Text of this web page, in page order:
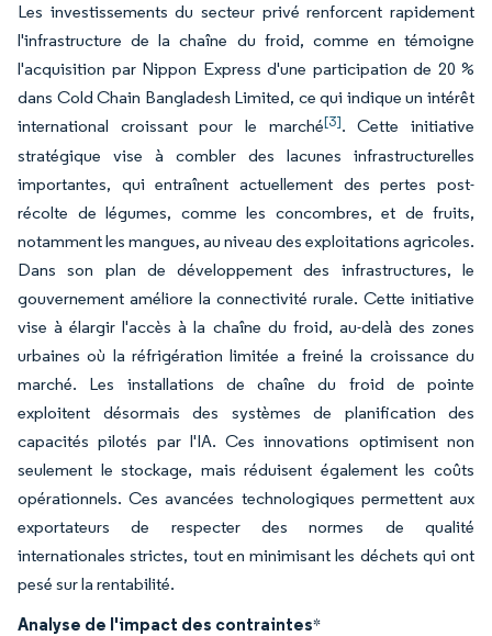
Les investissements du secteur privé renforcent rapidement
l'infrastructure de la chaîne du froid, comme en témoigne
l'acquisition par Nippon Express d'une participation de 20 %
dans Cold Chain Bangladesh Limited, ce qui indique un intérêt
international croissant pour le marché[3]. Cette initiative
stratégique vise à combler des lacunes infrastructurelles
importantes, qui entraînent actuellement des pertes post-
récolte de légumes, comme les concombres, et de fruits,
notamment les mangues, au niveau des exploitations agricoles.
Dans son plan de développement des infrastructures, le
gouvernement améliore la connectivité rurale. Cette initiative
vise à élargir l'accès à la chaîne du froid, au-delà des zones
urbaines où la réfrigération limitée a freiné la croissance du
marché. Les installations de chaîne du froid de pointe
exploitent désormais des systèmes de planification des
capacités pilotés par l'IA. Ces innovations optimisent non
seulement le stockage, mais réduisent également les coûts
opérationnels. Ces avancées technologiques permettent aux
exportateurs de respecter des normes de qualité
internationales strictes, tout en minimisant les déchets qui ont
pesé sur la rentabilité.
Analyse de l'impact des contraintes*